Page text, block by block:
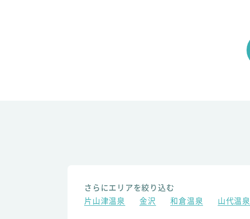
さらにエリアを絞り込む
片山津温泉
金沢 和倉温泉 山代温泉